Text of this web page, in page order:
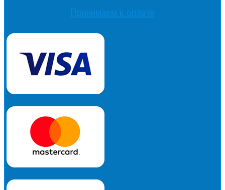
Принимаем к оплате